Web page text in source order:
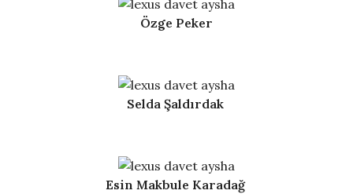
Özge Peker
Selda Şaldırdak
Esin Makbule Karadağ